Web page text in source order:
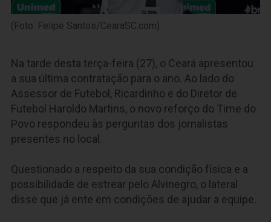
(Foto: Felipe Santos/CearaSC.com)
Na tarde desta terça-feira (27), o Ceará apresentou
a sua última contratação para o ano. Ao lado do
Assessor de Futebol, Ricardinho e do Diretor de
Futebol Haroldo Martins, o novo reforço do Time do
Povo respondeu às perguntas dos jornalistas
presentes no local.
Questionado a respeito da sua condição física e a
possibilidade de estrear pelo Alvinegro, o lateral
disse que já ente em condições de ajudar a equipe.